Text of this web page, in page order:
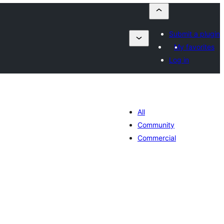
Submit a plugin
My favorites
Log in
All
Community
Commercial